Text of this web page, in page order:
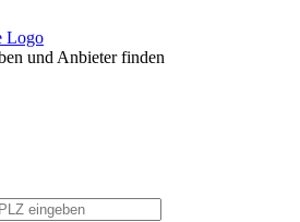
und Anbieter finden